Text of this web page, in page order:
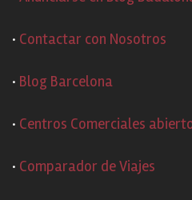
· Contactar con Nosotros
· Blog Barcelona
· Centros Comerciales
· Comparador de Viajes